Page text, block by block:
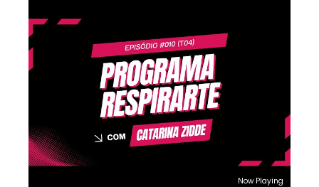
Now Playing